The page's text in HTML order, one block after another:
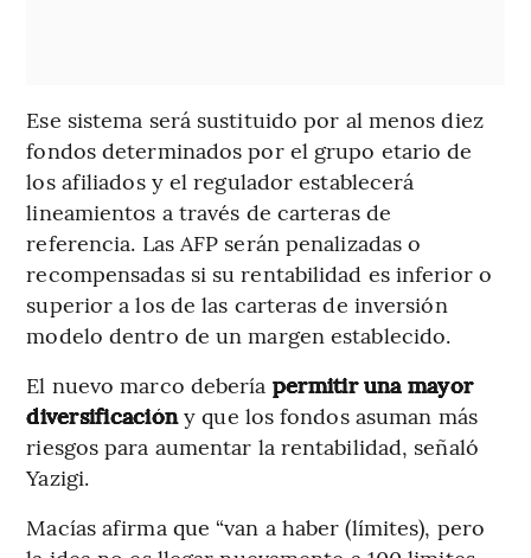
Ese sistema será sustituido por al menos diez
fondos determinados por el grupo etario de
los afiliados y el regulador establecerá
lineamientos a través de carteras de
referencia. Las AFP serán penalizadas o
recompensadas si su rentabilidad es inferior o
superior a los de las carteras de inversión
modelo dentro de un margen establecido.
El nuevo marco debería permitir una mayor
diversificacióny que los fondos asuman más
riesgos para aumentar la rentabilidad, señaló
Yazigi.
Macías afirma que “van a haber (límites), pero